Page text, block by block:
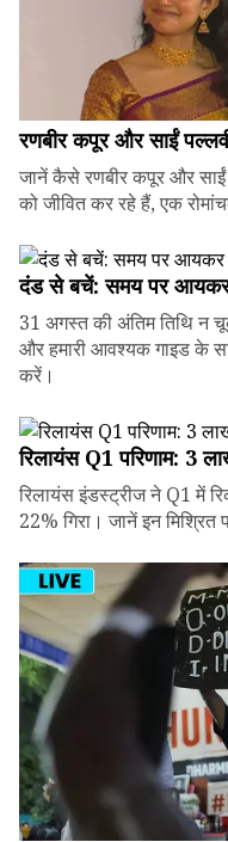
रणबीर कपूर और साईं
जानें कैसे रणबीर कपूर और साईं
को जीवित कर रहे हैं, एक
दंड से बचें: समय पर आयकर
31 अगस्त की अंतिम तिथि न
और हमारी आवश्यक गाइड के
करें।
रिलायंस Q1 परिणाम: ₹3
रिलायंस इंडस्ट्रीज ने Q1 में
22% गिरा। जानें इन मिश्रित